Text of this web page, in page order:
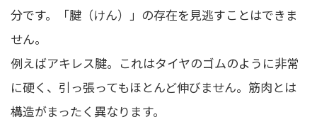
分です。「腱（けん）」の存在を見逃すことはできま
せん。
例えばアキレス腱。これはタイヤのゴムのように非常
に硬く、引っ張ってもほとんど伸びません。筋肉とは
構造がまったく異なります。